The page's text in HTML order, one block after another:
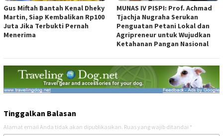
Gus Miftah Bantah Kenal Dheky
Martin, Siap Kembalikan Rp100
Juta Jika Terbukti Pernah
Menerima
MUNAS IV PISPI: Prof. Achmad
Tjachja Nugraha Serukan
Penguatan Petani Lokal dan
Agripreneur untuk Wujudkan
Ketahanan Pangan Nasional
Tinggalkan Balasan
Alamat email Anda tidak akan dipublikasikan. Ruas yang wajib ditandai *